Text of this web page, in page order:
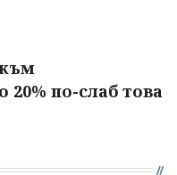
по-слаб това